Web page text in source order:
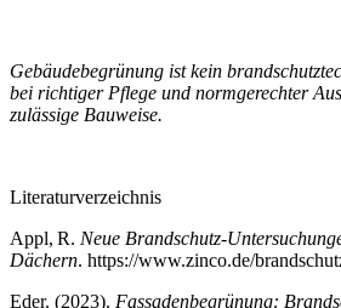
Gebäudebegrünung ist kein
bei richtiger Pflege und normgerechter
zulässige Bauweise.
Literaturverzeichnis
Appl, R. Neue Brandschutz-
Dächern. https://www.zinco.de/
Eder. (2023). Fassadenbegrünung: